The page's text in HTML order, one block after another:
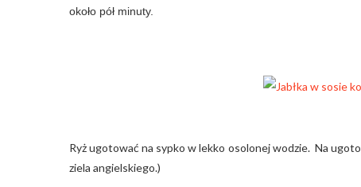
około pół minuty.
Ryż ugotować na sypko w lekko osolonej wodzie. Na
ziela angielskiego.)